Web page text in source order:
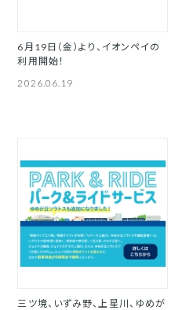
6月19日（金）より、イオンペイの
利用開始！
2026.06.19
三ツ境、いずみ野、上星川、ゆめが